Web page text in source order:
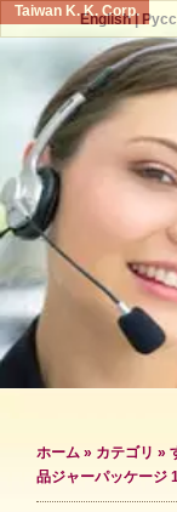
Taiwan K. K. Corp.
ホーム » カテゴリ »
品ジャーパッケージ
English|